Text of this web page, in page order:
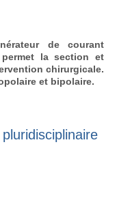
de courant
la section et
chirurgicale.
et bipolaire.